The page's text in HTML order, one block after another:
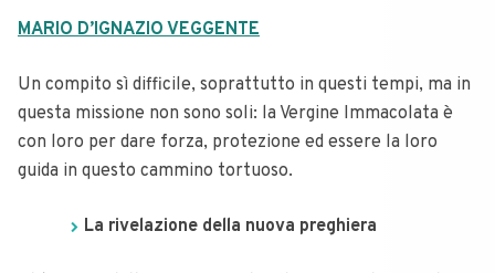
MARIO D’IGNAZIO VEGGENTE
Un compito sì difficile, soprattutto in questi tempi, ma in
questa missione non sono soli: la Vergine Immacolata è
con loro per dare forza, protezione ed essere la loro
guida in questo cammino tortuoso.
La rivelazione della nuova preghiera